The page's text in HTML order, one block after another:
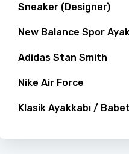
Sneaker (Designer)
New Balance Spor
Adidas Stan Smith
Nike Air Force
Klasik Ayakkabı / Babet